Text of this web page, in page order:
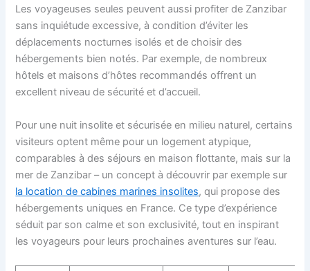
Les voyageuses seules peuvent aussi profiter de Zanzibar
sans inquiétude excessive, à condition d’éviter les
déplacements nocturnes isolés et de choisir des
hébergements bien notés. Par exemple, de nombreux
hôtels et maisons d’hôtes recommandés offrent un
excellent niveau de sécurité et d’accueil.
Pour une nuit insolite et sécurisée en milieu naturel, certains
visiteurs optent même pour un logement atypique,
comparables à des séjours en maison flottante, mais sur la
mer de Zanzibar – un concept à découvrir par exemple sur
la location de cabines marines insolites, qui propose des
hébergements uniques en France. Ce type d’expérience
séduit par son calme et son exclusivité, tout en inspirant
les voyageurs pour leurs prochaines aventures sur l’eau.